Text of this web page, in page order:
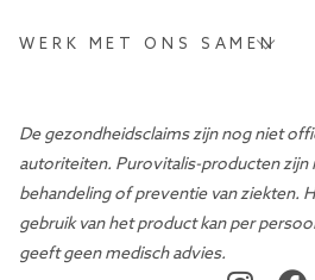
WERK MET ONS SAMEN
De gezondheidsclaims zijn nog niet
autoriteiten. Purovitalis-producten zijn
behandeling of preventie van ziekten.
gebruik van het product kan per
geeft geen medisch advies.